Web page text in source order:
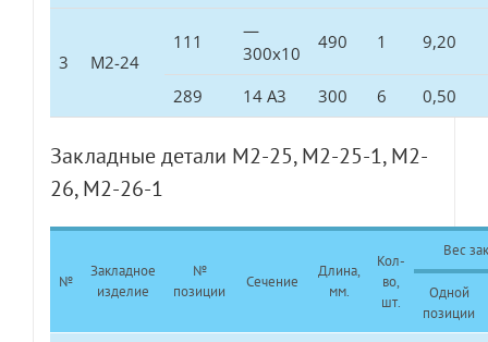
3 М2-24
111
—
300х10
490 1 9,20
289 14 А3 300 6 0,50
Закладные детали М2-25, М2-25-1, М2-
26, М2-26-1
№
Закладное
изделие
№
позиции
Сечение
Длина,
мм.
Кол-
во,
шт.
Вес
Одной
позиции